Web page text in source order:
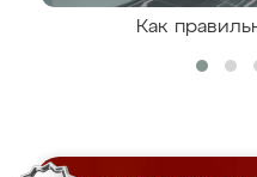
Как